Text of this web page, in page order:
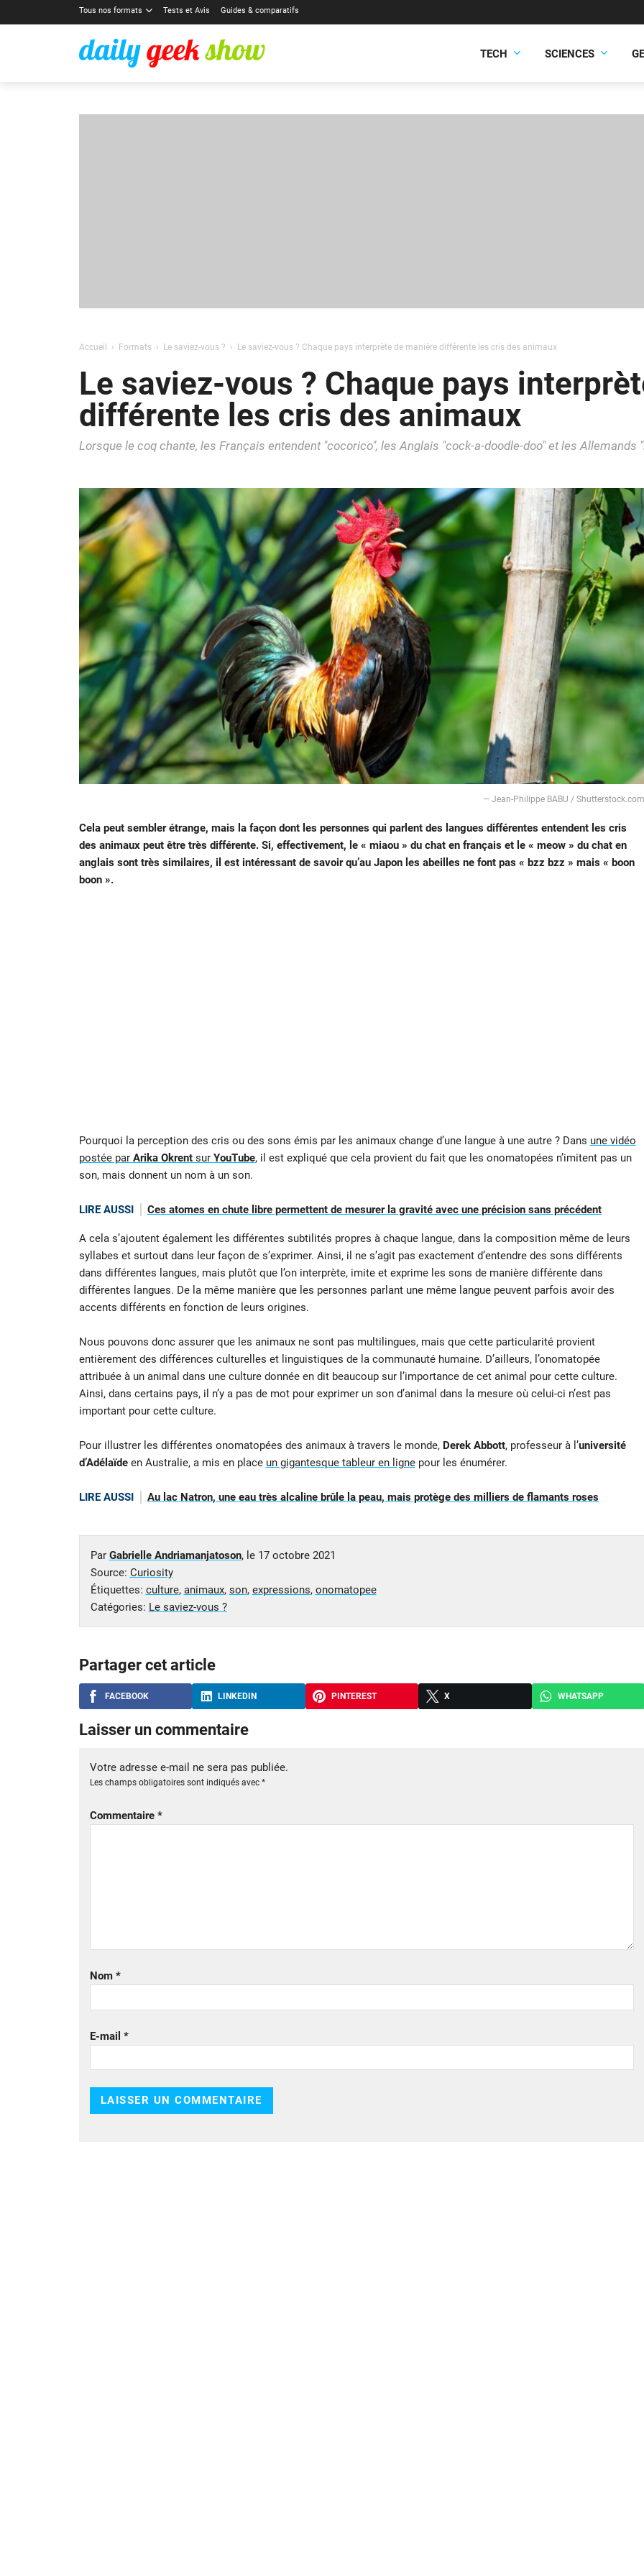
Tous nos formats Tests et Avis Guides & comparatifs
TECH SCIENCES
Accueil Formats Le saviez-vous ? Le saviez-vous ? Chaque pays interprète de manière différente les cris des animaux
Le saviez-vous ? Chaque pays
différente les cris des animaux
Lorsque le coq chante, les Français entendent "cocorico", les Anglais "cock-a-doodle-doo" et les Allemands
— Jean-Philippe BABU / Shutterstock.com
Cela peut sembler étrange, mais la façon dont les personnes qui parlent des langues différentes entendent les cris
des animaux peut être très différente. Si, effectivement, le « miaou » du chat en français et le « meow » du chat en
anglais sont très similaires, il est intéressant de savoir qu’au Japon les abeilles ne font pas « bzz bzz » mais « boon
boon ».
Pourquoi la perception des cris ou des sons émis par les animaux change d’une langue à une autre ? Dans une vidéo
postée par Arika Okrentsur YouTube, il est expliqué que cela provient du fait que les onomatopées n’imitent pas un
son, mais donnent un nom à un son.
LIRE AUSSI Ces atomes en chute libre permettent de mesurer la gravité avec une précision sans précédent
A cela s’ajoutent également les différentes subtilités propres à chaque langue, dans la composition même de leurs
syllabes et surtout dans leur façon de s’exprimer. Ainsi, il ne s’agit pas exactement d’entendre des sons différents
dans différentes langues, mais plutôt que l’on interprète, imite et exprime les sons de manière différente dans
différentes langues. De la même manière que les personnes parlant une même langue peuvent parfois avoir des
accents différents en fonction de leurs origines.
Nous pouvons donc assurer que les animaux ne sont pas multilingues, mais que cette particularité provient
entièrement des différences culturelles et linguistiques de la communauté humaine. D’ailleurs, l’onomatopée
attribuée à un animal dans une culture donnée en dit beaucoup sur l’importance de cet animal pour cette culture.
Ainsi, dans certains pays, il n’y a pas de mot pour exprimer un son d’animal dans la mesure où celui-ci n’est pas
important pour cette culture.
Pour illustrer les différentes onomatopées des animaux à travers le monde, Derek Abbott, professeur à l’université
d’Adélaïde en Australie, a mis en place un gigantesque tableur en lignepour les énumérer.
LIRE AUSSI Au lac Natron, une eau très alcaline brûle la peau, mais protège des milliers de flamants roses
Par Gabrielle Andriamanjatoson, le 17 octobre 2021
Source: Curiosity
Étiquettes: culture, animaux, son, expressions, onomatopee
Catégories: Le saviez-vous ?
Partager cet article
FACEBOOK LINKEDIN PINTEREST X WHATSAPP
Laisser un commentaire
Votre adresse e-mail ne sera pas publiée.
Les champs obligatoires sont indiqués avec *
Commentaire *
Nom *
E-mail *